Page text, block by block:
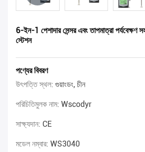
6-ইন-1 পেশাদার সেন্সর এবং তাপমাত্রা পর্যবেক্ষণ
স্টেশন
পণ্যের বিবরণ
উৎপত্তি স্থল: গুয়াংডং, চীন
পরিচিতিমুলক নাম: Wscodyr
সাক্ষ্যদান: CE
মডেল নম্বার: WS3040